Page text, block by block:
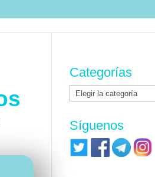
Categorías
Categorías
Síguenos